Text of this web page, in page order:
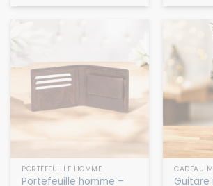
PORTEFEUILLE HOMME
Portefeuille homme –
CADEAU
Guitare